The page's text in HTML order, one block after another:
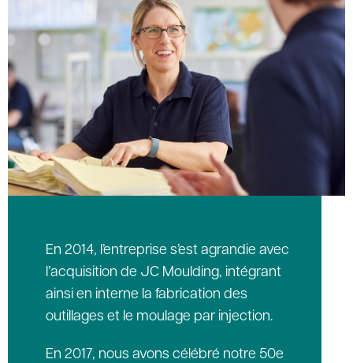
En 2014, l’entreprise s’est agrandie avec
l’acquisition de JC Moulding, intégrant
ainsi en interne la fabrication des
outillages et le moulage par injection.
En 2017, nous avons célébré notre 50e